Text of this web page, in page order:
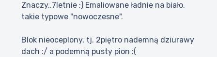
Znaczy..7letnie ;) Emaliowane ładnie na biało,
takie typowe "nowoczesne".
Blok nieoceplony, tj. 2piętro nademną dziurawy
dach :/ a podemną pusty pion :(